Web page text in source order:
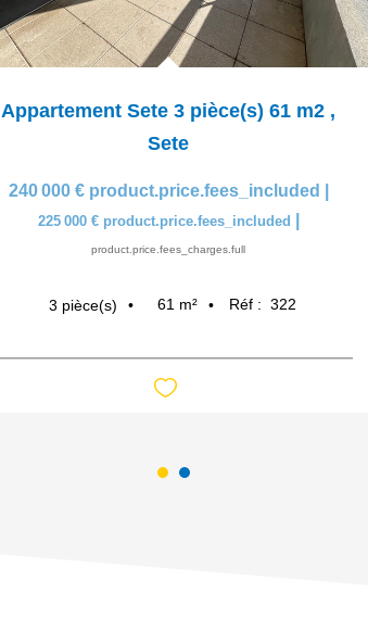
Appartement Sete 3 pièce(s) 61 m2 ,
Sete
240 000 € product.price.fees_included
225 000 € product.price.fees_included
product.price.fees_charges.full
3 pièce(s) 61 m² Réf : 322